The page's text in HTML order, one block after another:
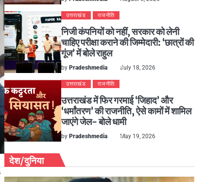
उत्तराखंड राजनीति
निजी कंपनियों को नहीं, सरकार को लेनी
चाहिए परीक्षा कराने की जिम्मेदारी: ‘छात्रों की
गूंज’ में बोले राहुल
by Pradeshmedia July 18, 2026
उत्तराखंड राजनीति
उत्तराखंड में फिर गरमाई ‘जिहाद’ और
‘धर्मांतरण’ की राजनीति, ऐसे कामों में शामिल
जाएंगे जेल- बोले धामी
by Pradeshmedia May 19, 2026
देश/दुनिया